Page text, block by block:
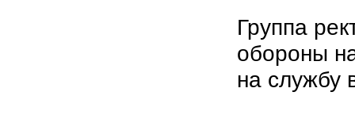
Группа
обороны
на службу